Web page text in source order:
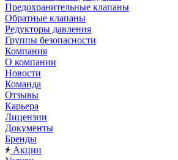
Предохранительные клапаны
Обратные клапаны
Редукторы давления
Группы безопасности
Компания
О компании
Новости
Команда
Отзывы
Карьера
Лицензии
Документы
Бренды
Акции